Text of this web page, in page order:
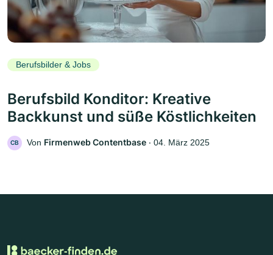
Berufsbilder & Jobs
Berufsbild Konditor: Kreative
Backkunst und süße Köstlichkeiten
CB Von Firmenweb Contentbase ‧ 04. März 2025